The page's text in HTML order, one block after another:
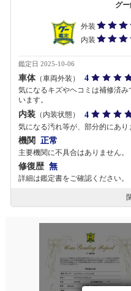
グ
外装
内装
鑑定日 2025-10-06
車体（車両外装） 4
気になるキズやヘコミは補修済
います。
内装 （内装状態） 4
気になる汚れ等が、部分的にあり
機関 正常
主要機関に不具合はありません。
修復歴 無
詳細は鑑定書をご確認ください。